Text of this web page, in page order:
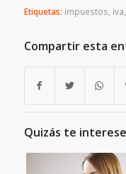
Etiquetas: impuestos iva
Compartir esta
Quizás te interese